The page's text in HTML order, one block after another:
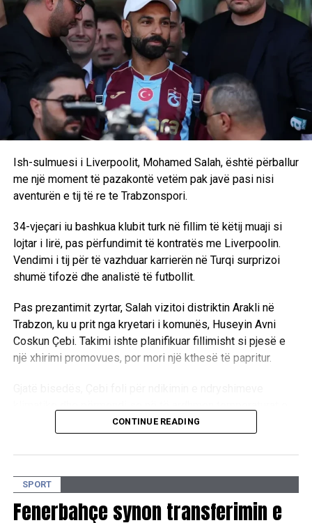
Ish-sulmuesi i Liverpoolit, Mohamed Salah, është përballur
me një moment të pazakontë vetëm pak javë pasi nisi
aventurën e tij të re te Trabzonspori.
34-vjeçari iu bashkua klubit turk në fillim të këtij muaji si
lojtar i lirë, pas përfundimit të kontratës me Liverpoolin.
Vendimi i tij për të vazhduar karrierën në Turqi surprizoi
shumë tifozë dhe analistë të futbollit.
Pas prezantimit zyrtar, Salah vizitoi distriktin Arakli në
Trabzon, ku u prit nga kryetari i komunës, Huseyin Avni
Coskun Çebi. Takimi ishte planifikuar fillimisht si pjesë e
një xhirimi promovues, por mori një kthesë të papritur.
larta mund ta bëjnë jetën më të vështirë në Egjipt,
bëhet e vështirë të jetohet në Egjipt gjatë verës. Distrikti
ynë do të jetë shumë i banueshëm dhe ndër vendet më
pak të prekura nga ngrohja globale”, tha ai.
CONTINUE READING
SPORT
Fenerbahçe synon transferimin e